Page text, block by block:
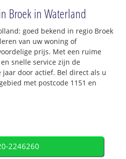
Broek in Waterland
goed bekend in regio Broek
van uw woning of
prijs. Met een ruime
snelle service zijn de
door actief. Bel direct als u
met postcode 1151 en
2246260